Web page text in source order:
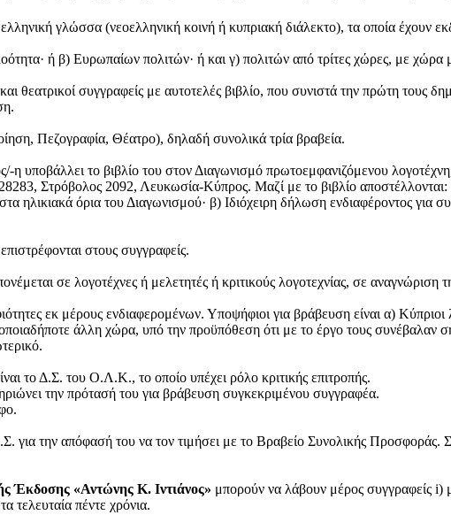
γλώσσα (νεοελληνική κοινή ή κυπριακή διάλεκτο), τα οποία έχουν
ή β) Ευρωπαίων πολιτών· ή και γ) πολιτών από τρίτες χώρες, με χώρα
θεατρικοί συγγραφείς με αυτοτελές βιβλίο, που συνιστά την πρώτη τους
Πεζογραφία, Θέατρο), δηλαδή συνολικά τρία βραβεία.
η υποβάλλει το βιβλίο του στον Διαγωνισμό πρωτοεμφανιζόμενου
Στρόβολος 2092, Λευκωσία-Κύπρος. Μαζί με το βιβλίο αποστέλλονται:
ηλικιακά όρια του Διαγωνισμού· β) Ιδιόχειρη δήλωση ενδιαφέροντος για
στους συγγραφείς.
σε λογοτέχνες ή μελετητές ή κριτικούς λογοτεχνίας, σε
εκ μέρους ενδιαφερομένων. Υποψήφιοι για βράβευση είναι α) Κύπριοι
οποιαδήποτε άλλη χώρα, υπό την προϋπόθεση ότι με το έργο τους
το Δ.Σ. του Ο.Λ.Κ., το οποίο υπέχει ρόλο κριτικής επιτροπής.
την πρότασή του για βράβευση συγκεκριμένου συγγραφέα.
για την απόφασή του να τον τιμήσει με το Βραβείο Συνολικής
Έκδοσης «Αντώνης Κ. Ιντιάνος» μπορούν να λάβουν μέρος συγγραφείς i)
τελευταία πέντε χρόνια.